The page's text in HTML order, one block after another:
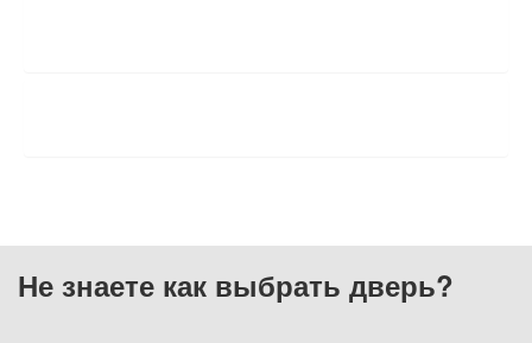
Не знаете как выбрать дверь?